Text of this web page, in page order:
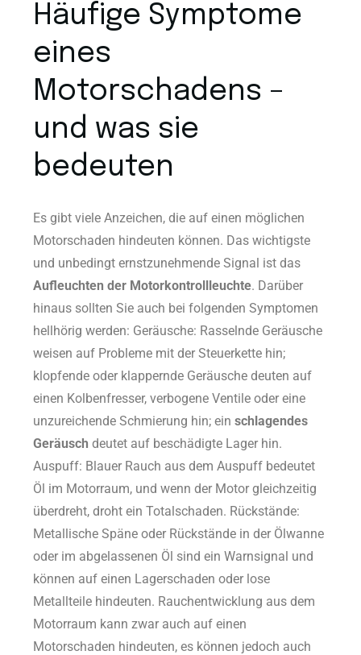
Häufige Symptome
eines
Motorschadens –
und was sie
bedeuten
Es gibt viele Anzeichen, die auf einen möglichen
Motorschaden hindeuten können. Das wichtigste
und unbedingt ernstzunehmende Signal ist das
Aufleuchten der Motorkontrollleuchte. Darüber
hinaus sollten Sie auch bei folgenden Symptomen
hellhörig werden: Geräusche: Rasselnde Geräusche
weisen auf Probleme mit der Steuerkette hin;
klopfende oder klappernde Geräusche deuten auf
einen Kolbenfresser, verbogene Ventile oder eine
unzureichende Schmierung hin; einschlagendes
Geräusch deutet auf beschädigte Lager hin.
Auspuff: Blauer Rauch aus dem Auspuff bedeutet
Öl im Motorraum, und wenn der Motor gleichzeitig
überdreht, droht ein Totalschaden. Rückstände:
Metallische Späne oder Rückstände in der Ölwanne
oder im abgelassenen Öl sind ein Warnsignal und
können auf einen Lagerschaden oder lose
Metallteile hindeuten. Rauchentwicklung aus dem
Motorraum kann zwar auch auf einen
Motorschaden hindeuten, es können jedoch auch